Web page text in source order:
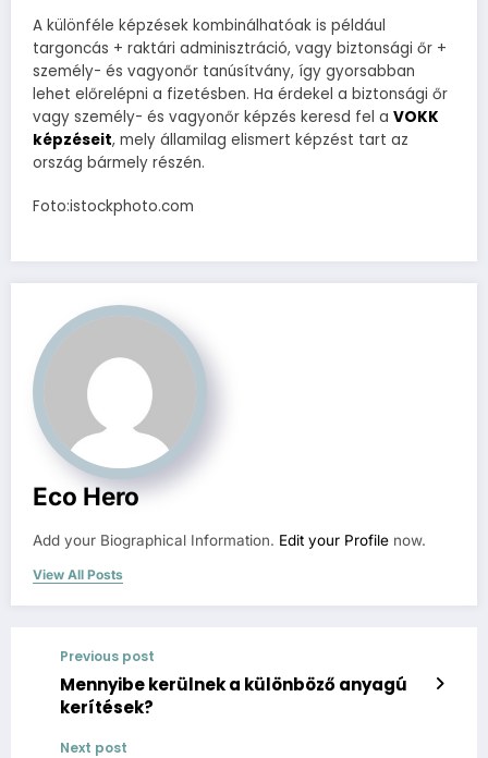
A különféle képzések kombinálhatóak is például
targoncás + raktári adminisztráció, vagy biztonsági őr +
személy- és vagyonőr tanúsítvány, így gyorsabban
lehet előrelépni a fizetésben. Ha érdekel a biztonsági őr
vagy személy- és vagyonőr képzés keresd fel a VOKK
képzéseit, mely államilag elismert képzést tart az
ország bármely részén.
Foto:istockphoto.com
Eco Hero
Add your Biographical Information. Edit your Profile now.
View All Posts
Previous post
Mennyibe kerülnek a különböző anyagú
kerítések?
Next post